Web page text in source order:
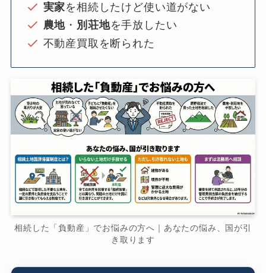
実家を相続したけど使い道がない
農地 ・ 別荘地を手放したい
不動産買取を断られた
相続した「負動産」でお悩みの方へ｜あなたの悩み、国が引
き取ります